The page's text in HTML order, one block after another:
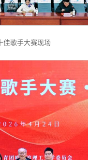
佳歌手大赛现场